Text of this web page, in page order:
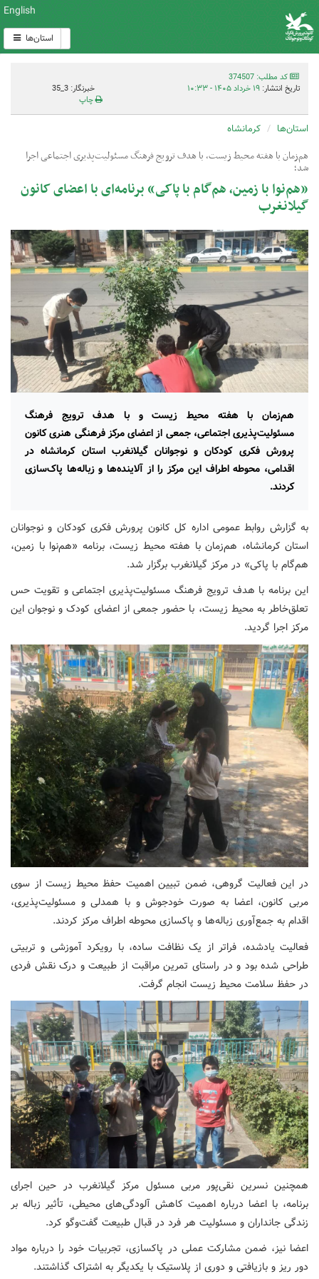
English
استان‌ها
کد مطلب: 374507
تاریخ انتشار: ۱۹ خرداد ۱۴۰۵ - ۱۰:۳۳
خبرنگار: 3_35
چاپ
استان‌ها کرمانشاه
هم‌زمان با هفته محیط زیست، با هدف ترویج فرهنگ مسئولیت‌پذیری اجتماعی اجرا
شد؛
«هم‌نوا با زمین، هم‌گام با پاکی» برنامه‌ای با اعضای کانون
گیلانغرب
هم‌زمان با هفته محیط زیست و با هدف ترویج فرهنگ
مسئولیت‌پذیری اجتماعی، جمعی از اعضای مرکز فرهنگی هنری کانون
پرورش فکری کودکان و نوجوانان گیلانغرب استان کرمانشاه در
اقدامی، محوطه اطراف این مرکز را از آلاینده‌ها و زباله‌ها پاک‌سازی
کردند.
به گزارش روابط عمومی اداره کل کانون پرورش فکری کودکان و نوجوانان
استان کرمانشاه، هم‌زمان با هفته محیط زیست، برنامه «هم‌نوا با زمین،
هم‌گام با پاکی» در مرکز گیلانغرب برگزار شد.
این برنامه با هدف ترویج فرهنگ مسئولیت‌پذیری اجتماعی و تقویت حس
تعلق‌خاطر به محیط زیست، با حضور جمعی از اعضای کودک و نوجوان این
مرکز اجرا گردید.
در این فعالیت گروهی، ضمن تبیین اهمیت حفظ محیط زیست از سوی
مربی کانون، اعضا به صورت خودجوش و با همدلی و مسئولیت‌پذیری،
اقدام به جمع‌آوری زباله‌ها و پاکسازی محوطه اطراف مرکز کردند.
فعالیت یادشده، فراتر از یک نظافت ساده، با رویکرد آموزشی و تربیتی
طراحی شده بود و در راستای تمرین مراقبت از طبیعت و درک نقش فردی
در حفظ سلامت محیط زیست انجام گرفت.
همچنین نسرین نقی‌پور مربی مسئول مرکز گیلانغرب در حین اجرای
برنامه، با اعضا درباره اهمیت کاهش آلودگی‌های محیطی، تأثیر زباله بر
زندگی جانداران و مسئولیت هر فرد در قبال طبیعت گفت‌وگو کرد.
اعضا نیز، ضمن مشارکت عملی در پاکسازی، تجربیات خود را درباره مواد
دور ریز و بازیافتی و دوری از پلاستیک با یکدیگر به اشتراک گذاشتند.